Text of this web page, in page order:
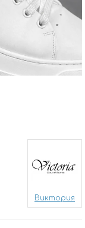
Виктория